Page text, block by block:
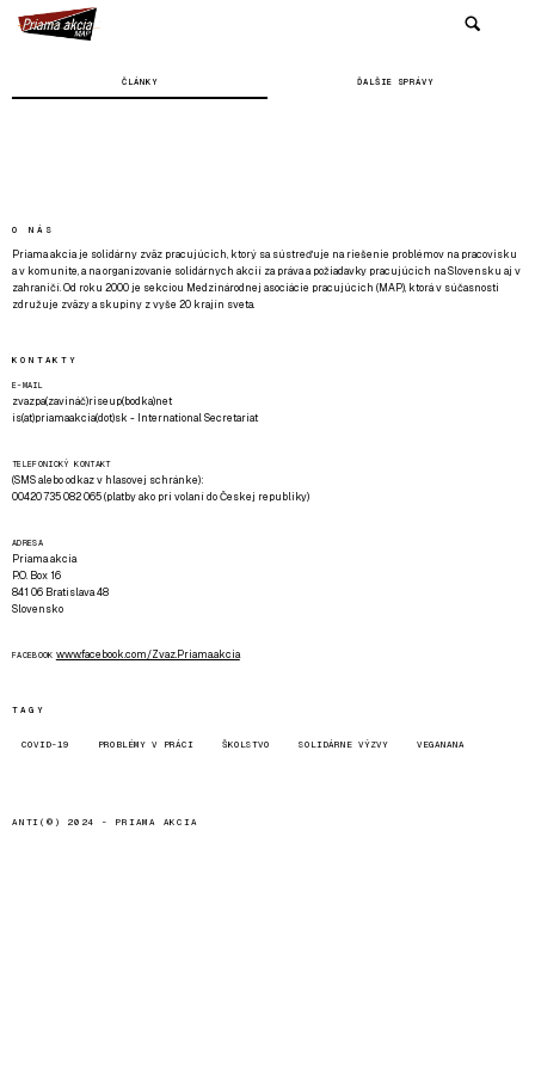
ČLÁNKY ĎALŠIE SPRÁVY
O NÁS
Priama akcia je solidárny zväz pracujúcich, ktorý sa sústreďuje na riešenie problémov na pracovisku
a v komunite, a na organizovanie solidárnych akcií za práva a požiadavky pracujúcich na Slovensku aj v
zahraničí. Od roku 2000 je sekciou Medzinárodnej asociácie pracujúcich (MAP), ktorá v súčasnosti
združuje zväzy a skupiny z vyše 20 krajín sveta.
KONTAKTY
E-MAIL
zvazpa(zavináč)riseup(bodka)net
is(at)priamaakcia(dot)sk - International Secretariat
TELEFONICKÝ KONTAKT
(SMS alebo odkaz v hlasovej schránke):
00420 735 082 065 (platby ako pri volaní do Českej republiky)
ADRESA
Priama akcia
P.O. Box 16
841 06 Bratislava 48
Slovensko
FACEBOOK www.facebook.com/Zvaz.Priama.akcia
TAGY
COVID-19 PROBLÉMY V PRÁCI ŠKOLSTVO SOLIDÁRNE VÝZVY VEGANANA
ANTI(©) 2024 - PRIAMA AKCIA